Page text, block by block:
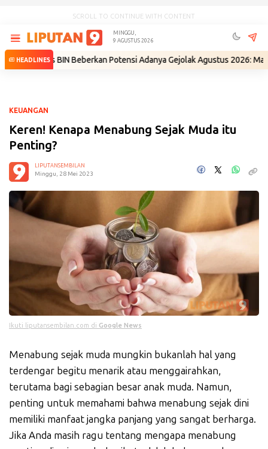
SCROLL TO CONTINUE WITH CONTENT
MINGGU,
9 AGUSTUS 2026
HEADLINES
Eks BIN Beberkan Potensi Adanya Gejolak Agustus 2026: Masuk Fase
KEUANGAN
Keren! Kenapa Menabung Sejak Muda itu
Penting?
LIPUTANSEMBILAN
Minggu, 28 Mei 2023
Ikuti liputansembilan.com di Google News
Menabung sejak muda mungkin bukanlah hal yang
terdengar begitu menarik atau menggairahkan,
terutama bagi sebagian besar anak muda. Namun,
penting untuk memahami bahwa menabung sejak dini
memiliki manfaat jangka panjang yang sangat berharga.
Jika Anda masih ragu tentang mengapa menabung